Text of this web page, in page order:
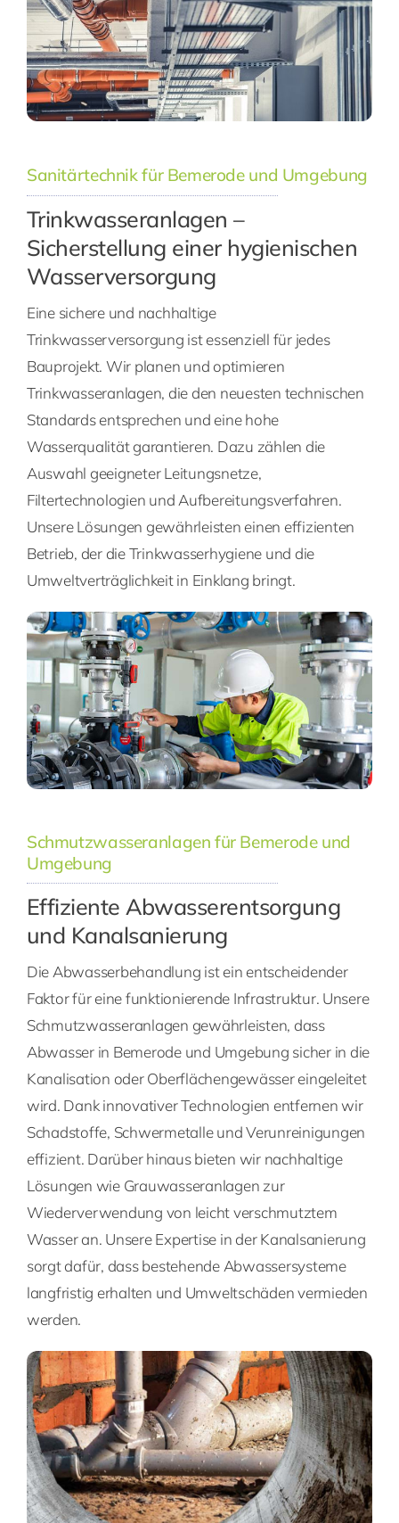
Sanitärtechnik für Bemerode und Umgebung
Trinkwasseranlagen –
Sicherstellung einer hygienischen
Wasserversorgung
Eine sichere und nachhaltige
Trinkwasserversorgung ist essenziell für jedes
Bauprojekt. Wir planen und optimieren
Trinkwasseranlagen, die den neuesten technischen
Standards entsprechen und eine hohe
Wasserqualität garantieren. Dazu zählen die
Auswahl geeigneter Leitungsnetze,
Filtertechnologien und Aufbereitungsverfahren.
Unsere Lösungen gewährleisten einen effizienten
Betrieb, der die Trinkwasserhygiene und die
Umweltverträglichkeit in Einklang bringt.
Schmutzwasseranlagen für Bemerode und
Umgebung
Effiziente Abwasserentsorgung
und Kanalsanierung
Die Abwasserbehandlung ist ein entscheidender
Faktor für eine funktionierende Infrastruktur. Unsere
Schmutzwasseranlagen gewährleisten, dass
Abwasser in Bemerode und Umgebung sicher in die
Kanalisation oder Oberflächengewässer eingeleitet
wird. Dank innovativer Technologien entfernen wir
Schadstoffe, Schwermetalle und Verunreinigungen
effizient. Darüber hinaus bieten wir nachhaltige
Lösungen wie Grauwasseranlagen zur
Wiederverwendung von leicht verschmutztem
Wasser an. Unsere Expertise in der Kanalsanierung
sorgt dafür, dass bestehende Abwassersysteme
langfristig erhalten und Umweltschäden vermieden
werden.